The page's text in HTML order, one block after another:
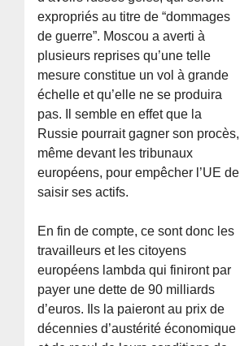
expropriés au titre de “dommages
de guerre”. Moscou a averti à
plusieurs reprises qu’une telle
mesure constitue un vol à grande
échelle et qu’elle ne se produira
pas. Il semble en effet que la
Russie pourrait gagner son procès,
même devant les tribunaux
européens, pour empêcher l’UE de
saisir ses actifs.
En fin de compte, ce sont donc les
travailleurs et les citoyens
européens lambda qui finiront par
payer une dette de 90 milliards
d’euros. Ils la paieront au prix de
décennies d’austérité économique